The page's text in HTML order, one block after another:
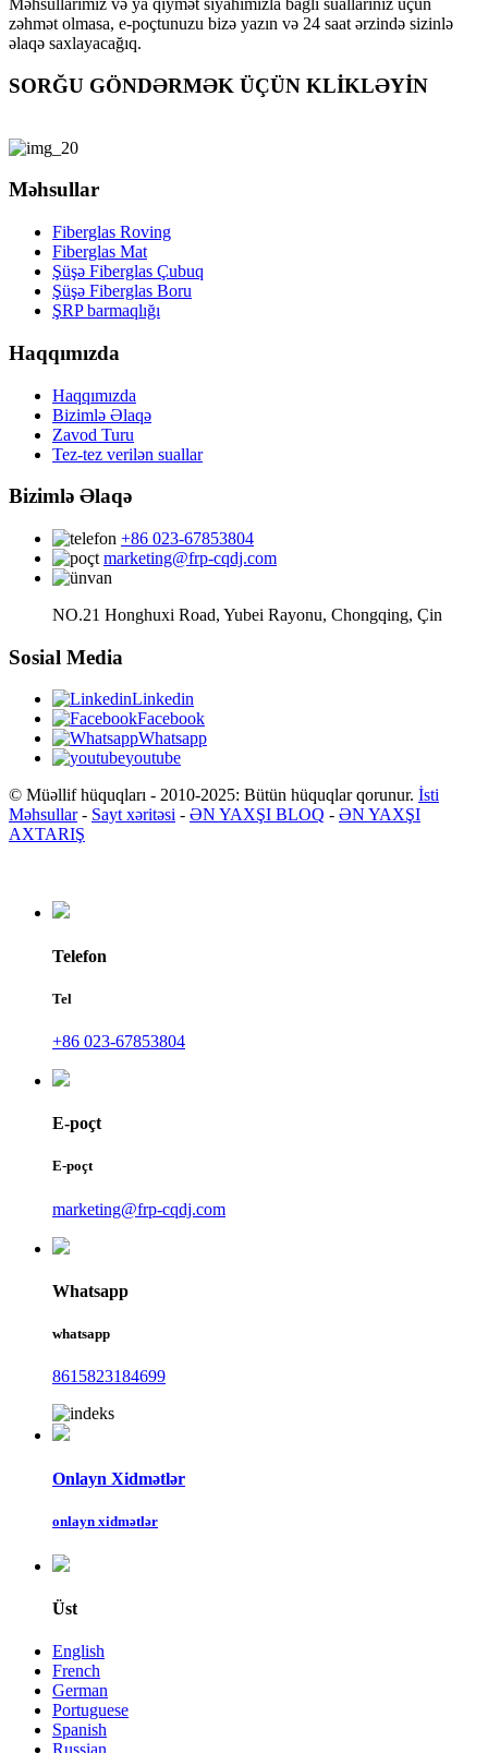
Məhsullarımız və ya qiymət siyahımızla bağlı suallarınız üçün
zəhmət olmasa, e-poçtunuzu bizə yazın və 24 saat ərzində sizinlə
əlaqə saxlayacağıq.
SORĞU GÖNDƏRMƏK ÜÇÜN KLİKLƏYİN
Məhsullar
Fiberglas Roving
Fiberglas Mat
Şüşə Fiberglas Çubuq
Şüşə Fiberglas Boru
ŞRP barmaqlığı
Haqqımızda
Haqqımızda
Bizimlə Əlaqə
Zavod Turu
Tez-tez verilən suallar
Bizimlə Əlaqə
+86 023-67853804
marketing@frp-cqdj.com
NO.21 Honghuxi Road, Yubei Rayonu, Chongqing, Çin
Sosial Media
Linkedin
Facebook
Whatsapp
youtube
© Müəllif hüquqları - 2010-2025: Bütün hüquqlar qorunur. İsti
Məhsullar- Sayt xəritəsi - ƏN YAXŞI BLOQ - ƏN YAXŞI
AXTARIŞ
Telefon
Tel
+86 023-67853804
E-poçt
E-poçt
marketing@frp-cqdj.com
Whatsapp
whatsapp
8615823184699
Onlayn Xidmətlər
onlayn xidmətlər
Üst
English
French
German
Portuguese
Spanish